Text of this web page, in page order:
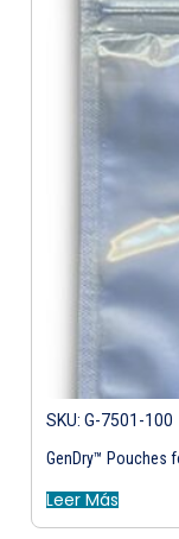
SKU: G-7501-100
GenDry™ Pouches
Leer Más